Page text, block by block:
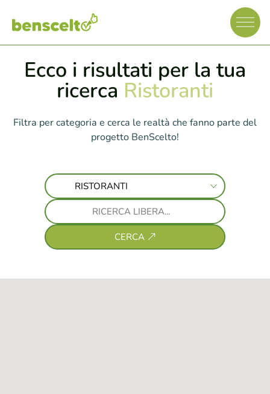
Ecco i risultati per la tua
ricerca Ristoranti
Filtra per categoria e cerca le realtà che fanno parte del
progetto BenScelto!
CERCA